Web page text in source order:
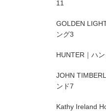
11
GOLDEN
ング3
HUNTER｜ハ
JOHN
ンド7
Kathy Ireland